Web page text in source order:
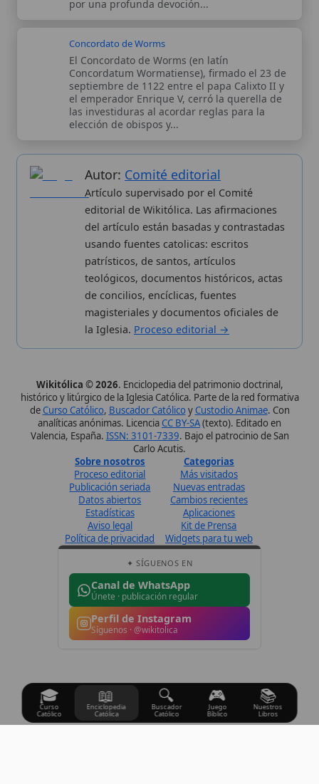
magisteriales y documentos oficiales de
Wikitólica © 2026. Enciclopedia del patrimonio doctrinal,
histórico y litúrgico de la Iglesia Católica. Parte de la red formativa
Curso Católico,Buscador Católicoy Custodio Animae. Con
analíticas anónimas. Licencia CC BY-SA(texto). Editado en
Valencia, España. ISSN: 3101-7339 . Bajo el patrocinio de San
Carlo Acutis.
Proceso editorial
Datos abiertos
Estadísticas
Aviso legal
Política de privacidad
Más visitados
Cambios recientes
Aplicaciones
Kit de Prensa
Widgets para tu web
Canal de WhatsApp
Únete · publicación regular
Perfil de Instagram
Síguenos · @wikitolica